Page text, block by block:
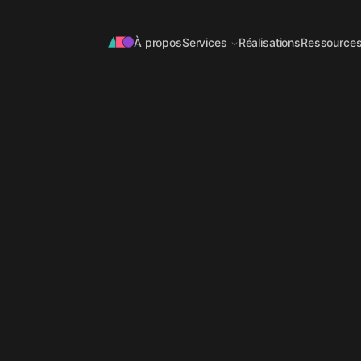
À proposServices RéalisationsRessources